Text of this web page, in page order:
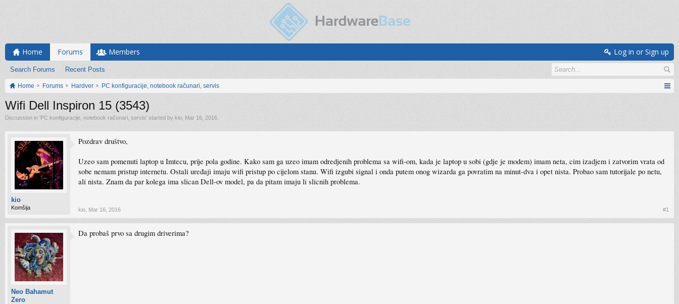
Home Forums
Search Forums Recent Posts
Members Log in or Sign up
Home Forums Hardver PC konfiguracije, notebook računari, servis
Wifi Dell Inspiron 15 (3543)
Discussion in 'PC konfiguracije, notebook računari, servis' started by kio Mar 16, 2016
kio
Komšija
Pozdrav društvo,
Uzeo sam pomenuti laptop u Imtecu, prije pola godine. Kako sam ga uzeo imam odredjenih problema sa wifi-om, kada je laptop u sobi (gdje je modem) imam neta, cim izadjem i zatvorim vrata od
sobe nemam pristup internetu. Ostali uređaji imaju wifi pristup po cijelom stanu. Wifi izgubi signal i onda putem onog wizarda ga povratim na minut-dva i opet nista. Probao sam tutorijale po netu,
ali nista. Znam da par kolega ima slican Dell-ov model, pa da pitam imaju li slicnih problema.
kio Mar 16, 2016 #1
Neo Bahamut
Zero
Da probaš prvo sa drugim driverima?